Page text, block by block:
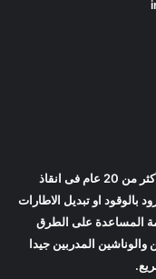
– ونش انقاذ ابراهيم السيد لدينا خبرة أكثر من 20 عام فى انقاذ
بالوقود او تبديل الاطارات
المساعدة على الطرق
المدربين جيدا